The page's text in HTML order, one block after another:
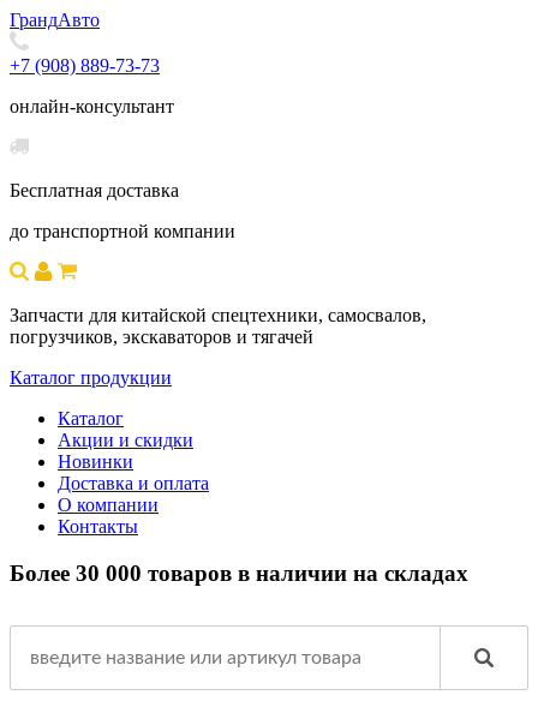
ГрандАвто
+7 (908) 889-73-73
онлайн-консультант
Бесплатная доставка
до транспортной компании
Запчасти для китайской спецтехники, самосвалов,
погрузчиков, экскаваторов и тягачей
Каталог продукции
Каталог
Акции и скидки
Новинки
Доставка и оплата
О компании
Контакты
Более 30 000 товаров в наличии на складах